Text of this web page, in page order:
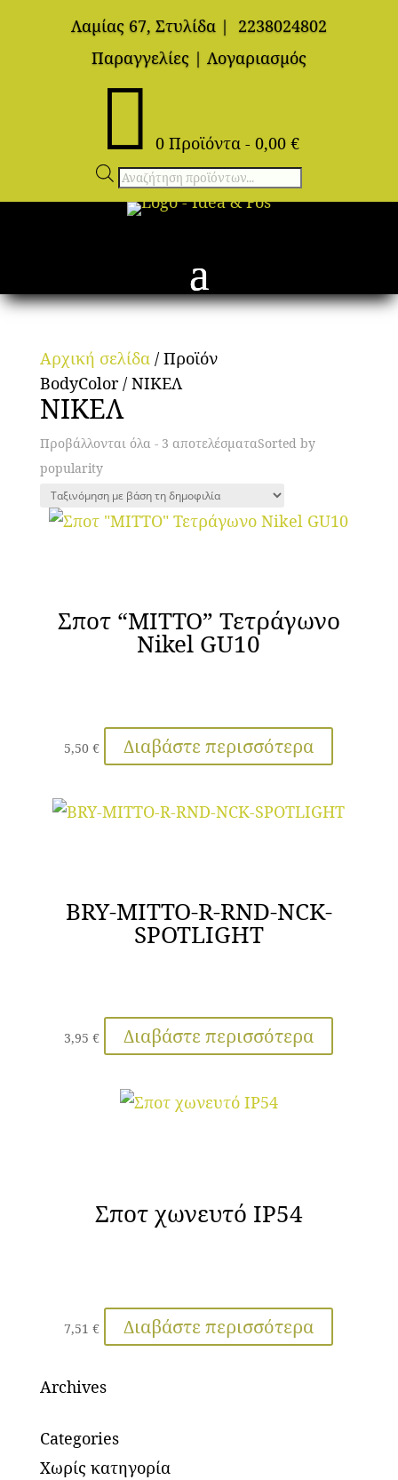
Λαμίας 67, Στυλίδα |
2238024802
Παραγγελίες | Λογαριασμός
 0 Προϊόντα - 0,00 €
Αναζήτηση
προϊόντων
Αρχική σελίδα/ Προϊόν
BodyColor / ΝΙΚΕΛ
ΝΙΚΕΛ
Προβάλλονται όλα - 3 αποτελέσματαSorted by
popularity
Σποτ “MITTO” Τετράγωνο
Nikel GU10
5,50€ Διαβάστε περισσότερα
BRY-MITTO-R-RND-NCK-
SPOTLIGHT
3,95€ Διαβάστε περισσότερα
Σποτ χωνευτό IP54
7,51€ Διαβάστε περισσότερα
Archives
Categories
Χωρίς κατηγορία